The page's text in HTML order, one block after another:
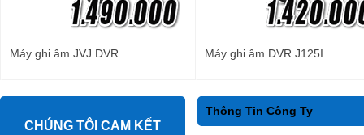
Máy ghi âm JVJ DVR... Máy ghi âm DVR J125I
CHÚNG TÔI CAM KẾT
Thông Tin Công Ty